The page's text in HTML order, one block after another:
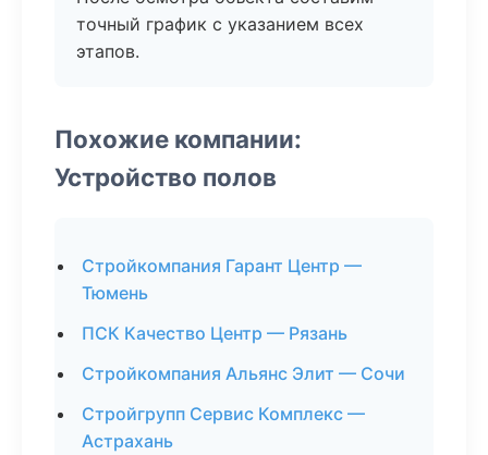
точный график с указанием всех
этапов.
Похожие компании:
Устройство полов
Стройкомпания Гарант Центр —
Тюмень
ПСК Качество Центр — Рязань
Стройкомпания Альянс Элит — Сочи
Стройгрупп Сервис Комплекс —
Астрахань